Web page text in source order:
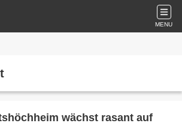
MENU
wächst rasant auf